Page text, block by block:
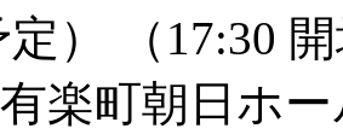
） （17:30
楽町朝日ホ